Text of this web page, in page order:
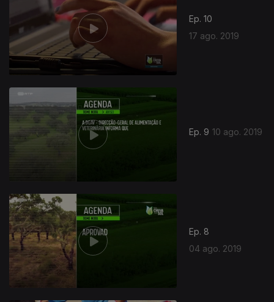
Ep. 10
17 ago. 2019
Ep. 9 10 ago. 2019
Ep. 8
04 ago. 2019